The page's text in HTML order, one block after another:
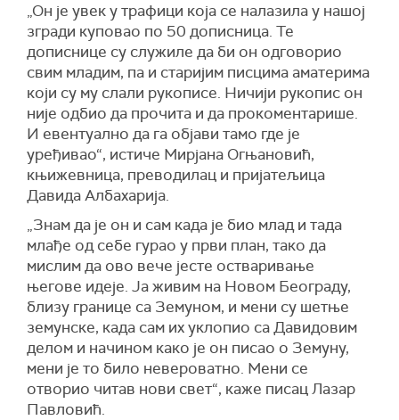
„Он је увек у трафици која се налазила у нашој
згради куповао по 50 дописница. Те
дописнице су служиле да би он одговорио
свим младим, па и старијим писцима аматерима
који су му слали рукописе. Ничији рукопис он
није одбио да прочита и да прокоментарише.
И евентуално да га објави тамо где је
уређивао“, истиче Мирјана Огњановић,
књижевница, преводилац и пријатељица
Давида Албахарија.
„Знам да је он и сам када је био млад и тада
млађе од себе гурао у први план, тако да
мислим да ово вече јесте остваривање
његове идеје. Ја живим на Новом Београду,
близу границе са Земуном, и мени су шетње
земунске, када сам их уклопио са Давидовим
делом и начином како је он писао о Земуну,
мени је то било невероватно. Мени се
отворио читав нови свет“, каже писац Лазар
Павловић.